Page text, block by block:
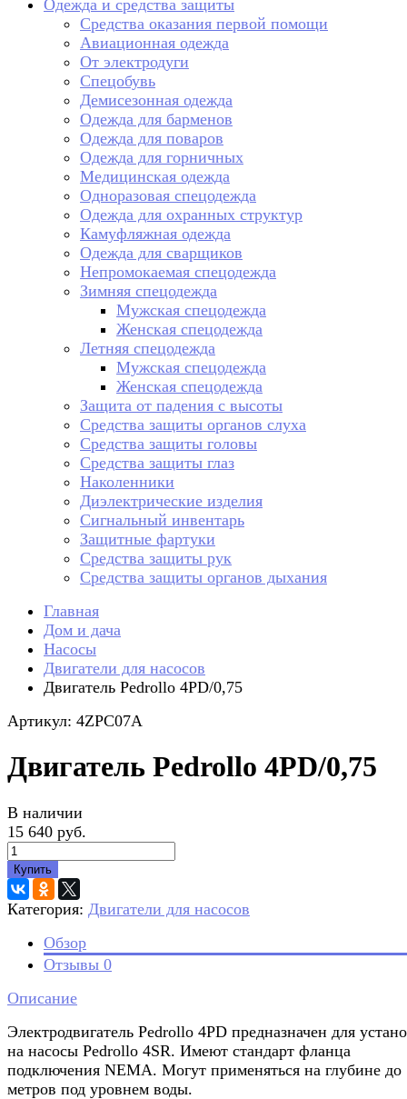
Одежда и средства защиты
Средства оказания первой помощи
Авиационная одежда
От электродуги
Спецобувь
Демисезонная одежда
Одежда для барменов
Одежда для поваров
Одежда для горничных
Медицинская одежда
Одноразовая спецодежда
Одежда для охранных структур
Камуфляжная одежда
Одежда для сварщиков
Непромокаемая спецодежда
Зимняя спецодежда
Мужская спецодежда
Женская спецодежда
Летняя спецодежда
Мужская спецодежда
Женская спецодежда
Защита от падения с высоты
Средства защиты органов слуха
Средства защиты головы
Средства защиты глаз
Наколенники
Диэлектрические изделия
Сигнальный инвентарь
Защитные фартуки
Средства защиты рук
Средства защиты органов дыхания
Главная
Дом и дача
Насосы
Двигатели для насосов
Двигатель Pedrollo 4PD/0,75
Артикул: 4ZPC07A
Двигатель Pedrollo 4PD/0,75
В наличии
15 640 руб.
Купить
Категория: Двигатели для насосов
Обзор
Отзывы 0
Описание
Электродвигатель Pedrollo 4PD предназначен для
на насосы Pedrollo 4SR. Имеют стандарт фланца
подключения NEMA. Могут применяться на глубине до
метров под уровнем воды.